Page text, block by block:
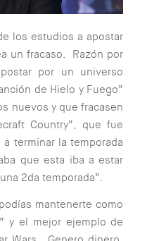
los estudios a apostar
un fracaso. Razón por
por un universo
de Hielo y Fuego”
nuevos y que fracasen
Country”, que fue
terminar la temporada
que esta iba a estar
2da temporada”.
mantenerte como
y el mejor ejemplo de